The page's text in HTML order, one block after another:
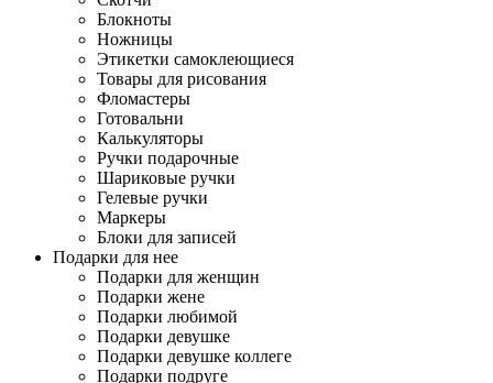
Блокноты
Ножницы
Этикетки самоклеющиеся
Товары для рисования
Фломастеры
Готовальни
Калькуляторы
Ручки подарочные
Шариковые ручки
Гелевые ручки
Маркеры
Блоки для записей
Подарки для нее
Подарки для женщин
Подарки жене
Подарки любимой
Подарки девушке
Подарки девушке коллеге
Подарки подруге